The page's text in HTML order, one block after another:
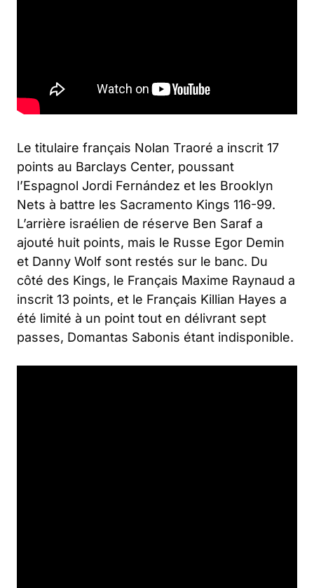
Le titulaire français Nolan Traoré a inscrit 17
points au Barclays Center, poussant
l’Espagnol Jordi Fernández et les Brooklyn
Nets à battre les Sacramento Kings 116-99.
L’arrière israélien de réserve Ben Saraf a
ajouté huit points, mais le Russe Egor Demin
et Danny Wolf sont restés sur le banc. Du
côté des Kings, le Français Maxime Raynaud a
inscrit 13 points, et le Français Killian Hayes a
été limité à un point tout en délivrant sept
passes, Domantas Sabonis étant indisponible.